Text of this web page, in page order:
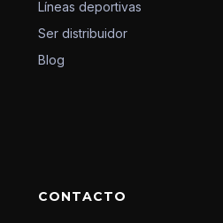
Líneas deportivas
Ser distribuidor
Blog
CONTACTO